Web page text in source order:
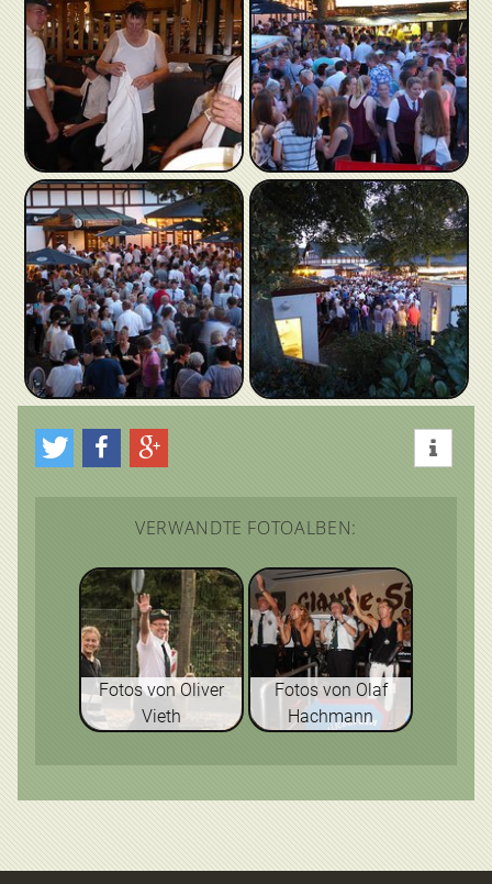
VERWANDTE FOTOALBEN:
Fotos von Oliver
Vieth
Fotos von Olaf
Hachmann